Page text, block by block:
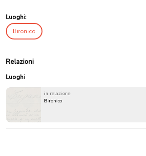
Luoghi:
Bironico
Relazioni
Luoghi
in relazione
Bironico